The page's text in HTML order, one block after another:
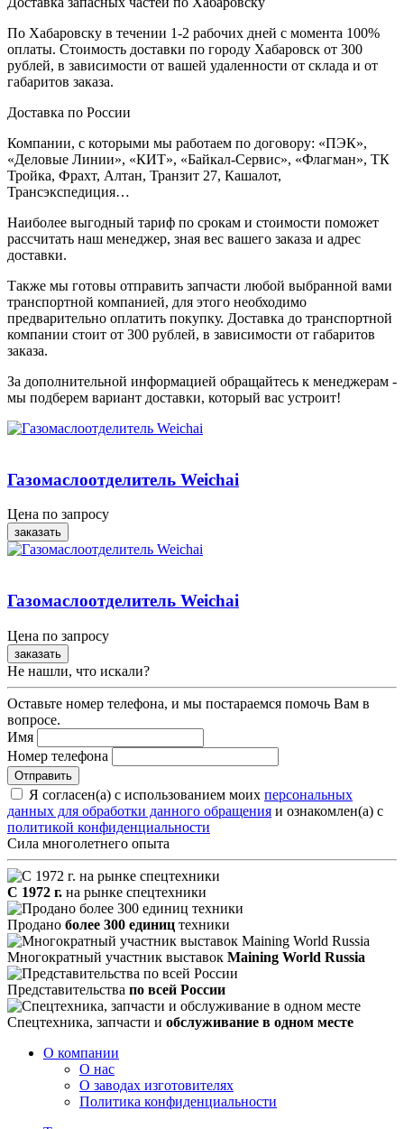
По Хабаровску в течении 1-2 рабочих дней с момента 100%
оплаты. Стоимость доставки по городу Хабаровск от 300
рублей, в зависимости от вашей удаленности от склада и от
габаритов заказа.
Доставка по России
Компании, с которыми мы работаем по договору: «ПЭК»,
«Деловые Линии», «КИТ», «Байкал-Сервис», «Флагман», ТК
Тройка, Фрахт, Алтан, Транзит 27, Кашалот,
Трансэкспедиция…
Наиболее выгодный тариф по срокам и стоимости поможет
рассчитать наш менеджер, зная вес вашего заказа и адрес
доставки.
Также мы готовы отправить запчасти любой выбранной вами
транспортной компанией, для этого необходимо
предварительно оплатить покупку. Доставка до транспортной
компании стоит от 300 рублей, в зависимости от габаритов
заказа.
За дополнительной информацией обращайтесь к менеджерам -
мы подберем вариант доставки, который вас устроит!
Газомаслоотделитель Weichai
Цена по запросу
заказать
Газомаслоотделитель Weichai
Цена по запросу
заказать
Не нашли, что искали?
Оставьте номер телефона, и мы постараемся помочь Вам в
вопросе.
Имя
Номер телефона
Я согласен(а) с использованием моих персональных
данных для обработки данного обращения и ознакомлен(а) с
политикой конфиденциальности
Сила многолетнего опыта
С 1972 г. на рынке спецтехники
Продано более 300 единиц техники
Многократный участник выставок Maining World Russia
Представительства по всей России
Спецтехника, запчасти и обслуживание в одном месте
О компании
О нас
О заводах изготовителях
Политика конфиденциальности